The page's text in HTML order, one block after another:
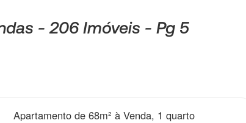
- 206 Imóveis - Pg 5
Apartamento de 68m² à Venda, 1 quarto